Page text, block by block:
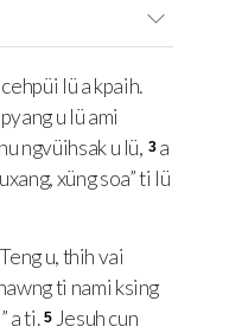
lü a kpaih.
u lü ami
ngvüihsak u lü, 3 a
xüng soa” ti lü
u, thih vai
ti nami ksing
a ti. 5 Jesuh cun